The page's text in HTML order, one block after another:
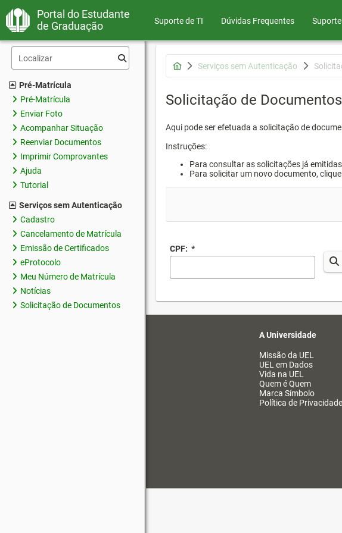
Portal do Estudante
de Graduação
Suporte de TI Dúvidas Frequentes Suporte
Pré-Matrícula
Pré-Matrícula
Enviar Foto
Acompanhar Situação
Reenviar Documentos
Imprimir Comprovantes
Ajuda
Tutorial
Serviços sem Autenticação
Cadastro
Cancelamento de Matrícula
Emissão de Certificados
eProtocolo
Meu Número de Matrícula
Notícias
Solicitação de Documentos
Serviços sem Autenticação
Solicitação de Documentos
Aqui pode ser efetuada a solicitação de
Instruções:
Para consultar as solicitações já
Para solicitar um novo documento,
CPF: *
A Universidade
Missão da UEL
UEL em Dados
Vida na UEL
Quem é Quem
Marca Símbolo
Política de Privacidade